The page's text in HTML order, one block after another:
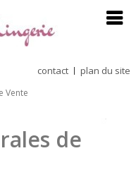
contact plan du site
Vente
de